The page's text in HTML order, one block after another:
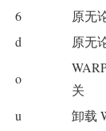
6
原无
d
原无
o
关
u
卸载